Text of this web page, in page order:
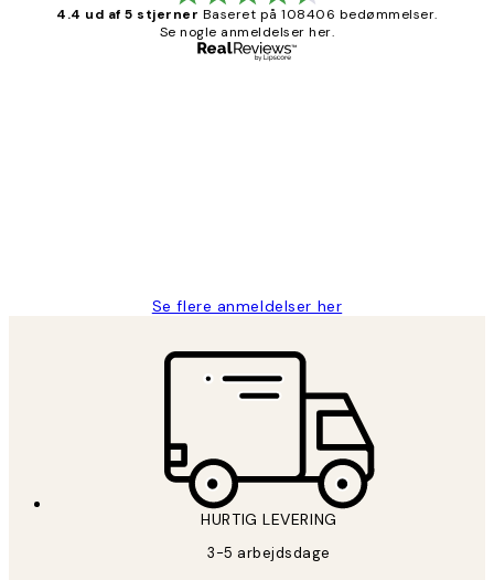
4.4 ud af 5 stjerner Baseret på 108406 bedømmelser.
Se nogle anmeldelser her.
Se flere anmeldelser her
HURTIG LEVERING
3-5 arbejdsdage